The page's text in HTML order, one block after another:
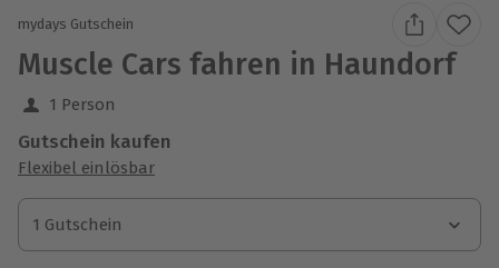
mydays Gutschein
Muscle Cars fahren in Haundorf
1 Person
Gutschein kaufen
Flexibel einlösbar
1 Gutschein
1 Gutschein
1 Gutschein